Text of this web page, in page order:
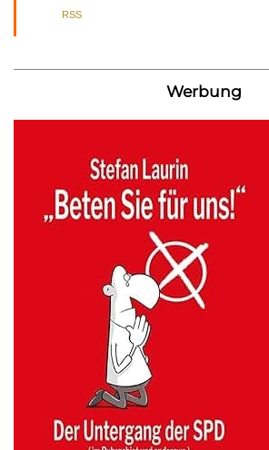
RSS
Werbung